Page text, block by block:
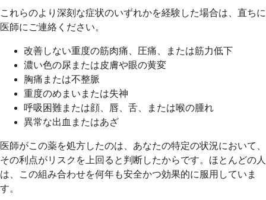
これらのより深刻な症状のいずれかを経験した場合は、直ちに
医師にご連絡ください。
改善しない重度の筋肉痛、圧痛、または筋力低下
濃い色の尿または皮膚や眼の黄変
胸痛または不整脈
重度のめまいまたは失神
呼吸困難または顔、唇、舌、または喉の腫れ
異常な出血またはあざ
医師がこの薬を処方したのは、あなたの特定の状況において、
その利点がリスクを上回ると判断したからです。ほとんどの人
は、この組み合わせを何年も安全かつ効果的に服用していま
す。